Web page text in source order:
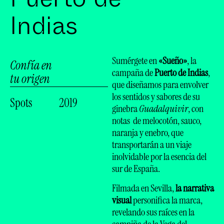
Indias
Confía en
tu origen
Spots
2019
Sumérgete en«Sueño», la
campaña dePuerto de Indias,
que diseñamos para envolver
los sentidos y sabores de su
ginebraGuadalquivir, con
notas de melocotón, sauco,
naranja y enebro, que
transportarán a un viaje
inolvidable por la esencia del
sur de España.
Filmada en Sevilla,la narrativa
visualpersonifica la marca,
revelando sus raíces en la